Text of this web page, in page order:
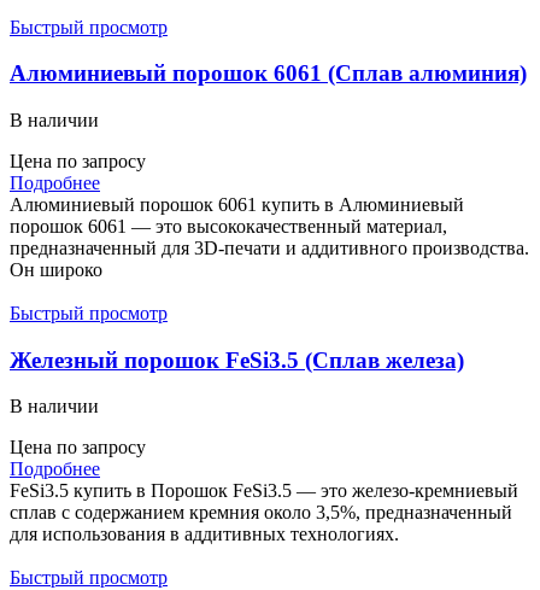
Быстрый просмотр
Алюминиевый порошок 6061 (Сплав алюминия)
В наличии
Цена по запросу
Подробнее
Алюминиевый порошок 6061 купить в Алюминиевый
порошок 6061 — это высококачественный материал,
предназначенный для 3D-печати и аддитивного производства.
Он широко
Быстрый просмотр
Железный порошок FeSi3.5 (Сплав железа)
В наличии
Цена по запросу
Подробнее
FeSi3.5 купить в Порошок FeSi3.5 — это железо-кремниевый
сплав с содержанием кремния около 3,5%, предназначенный
для использования в аддитивных технологиях.
Быстрый просмотр